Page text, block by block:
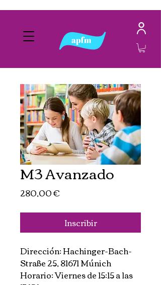
M3 Avanzado
280,00 €Precio
Inscribir
Dirección: Hachinger-Bach-
Straße 25, 81671 Múnich
Horario: Viernes de 15:15 a las